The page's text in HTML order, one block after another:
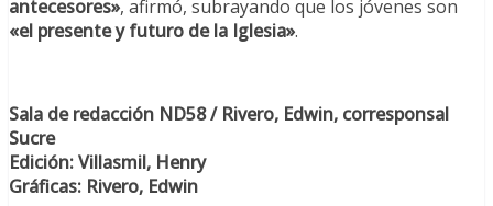
antecesores», afirmó, subrayando que los jóvenes son
«el presente y futuro de la Iglesia».
Sala de redacción ND58 / Rivero, Edwin, corresponsal
Sucre
Edición: Villasmil, Henry
Gráficas: Rivero, Edwin